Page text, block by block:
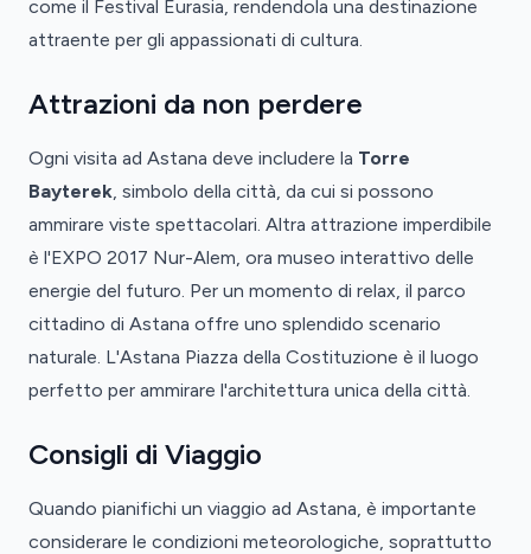
come il Festival Eurasia, rendendola una destinazione
attraente per gli appassionati di cultura.
Attrazioni da non perdere
Ogni visita ad Astana deve includere la Torre
Bayterek, simbolo della città, da cui si possono
ammirare viste spettacolari. Altra attrazione imperdibile
è l'EXPO 2017 Nur-Alem, ora museo interattivo delle
energie del futuro. Per un momento di relax, il parco
cittadino di Astana offre uno splendido scenario
naturale. L'Astana Piazza della Costituzione è il luogo
perfetto per ammirare l'architettura unica della città.
Consigli di Viaggio
Quando pianifichi un viaggio ad Astana, è importante
considerare le condizioni meteorologiche, soprattutto